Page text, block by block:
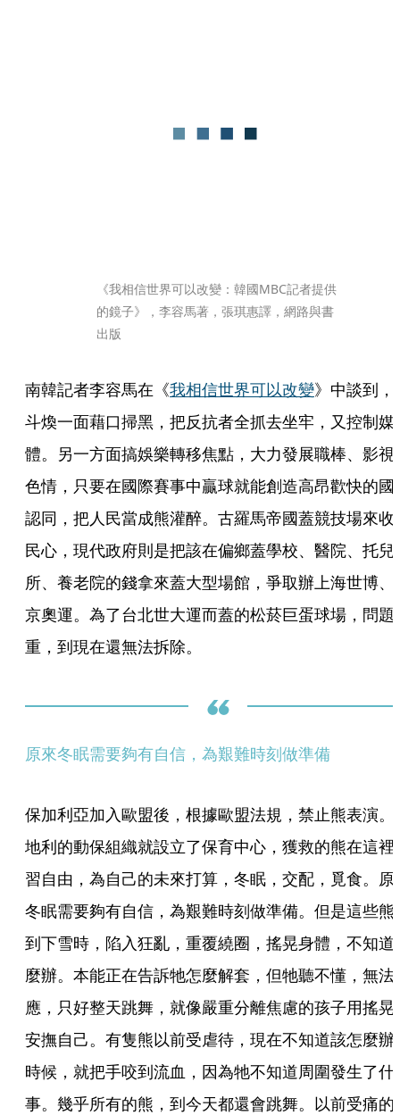
《我相信世界可以改變：韓國MBC記者提供
的鏡子》，李容馬著，張琪惠譯，網路與書
出版
南韓記者李容馬在《我相信世界可以改變》中談到，
斗煥一面藉口掃黑，把反抗者全抓去坐牢，又控制媒
體。另一方面搞娛樂轉移焦點，大力發展職棒、影視
色情，只要在國際賽事中贏球就能創造高昂歡快的國
認同，把人民當成熊灌醉。古羅馬帝國蓋競技場來收
民心，現代政府則是把該在偏鄉蓋學校、醫院、托兒
所、養老院的錢拿來蓋大型場館，爭取辦上海世博、
京奧運。為了台北世大運而蓋的松菸巨蛋球場，問題
重，到現在還無法拆除。
原來冬眠需要夠有自信，為艱難時刻做準備
保加利亞加入歐盟後，根據歐盟法規，禁止熊表演。
地利的動保組織就設立了保育中心，獲救的熊在這裡
習自由，為自己的未來打算，冬眠，交配，覓食。原
冬眠需要夠有自信，為艱難時刻做準備。但是這些熊
到下雪時，陷入狂亂，重覆繞圈，搖晃身體，不知道
麼辦。本能正在告訴牠怎麼解套，但牠聽不懂，無法
應，只好整天跳舞，就像嚴重分離焦慮的孩子用搖晃
安撫自己。有隻熊以前受虐待，現在不知道該怎麼辦
時候，就把手咬到流血，因為牠不知道周圍發生了什
事。幾乎所有的熊，到今天都還會跳舞。以前受痛的